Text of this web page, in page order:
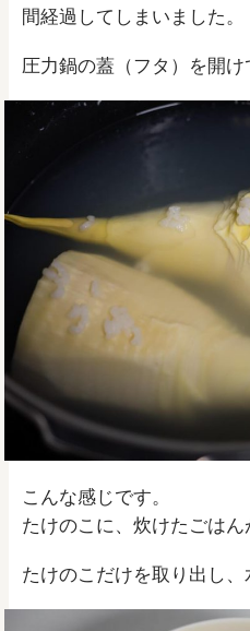
間経過してしまいました。
圧力鍋の蓋（フタ）を開け
こんな感じです。
たけのこに、炊けたごはん
たけのこだけを取り出し、